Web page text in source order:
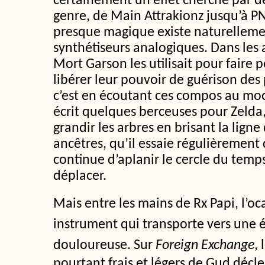
genre, de Main Attrakionz jusqu’à
presque magique existe
synthétiseurs analogiques. Dans les
Mort Garson les utilisait pour faire
libérer leur pouvoir de guérison des
c’est en écoutant ces compos au
écrit quelques berceuses pour
grandir les arbres en brisant la ligne
ancêtres, qu’il essaie
continue d’aplanir le cercle du
déplacer.
Mais entre les mains de Rx Papi,
instrument qui transporte vers une
douloureuse. Sur Foreign Exchange,